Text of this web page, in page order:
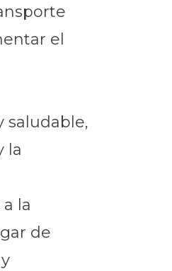
el
saludable,
la
la
de